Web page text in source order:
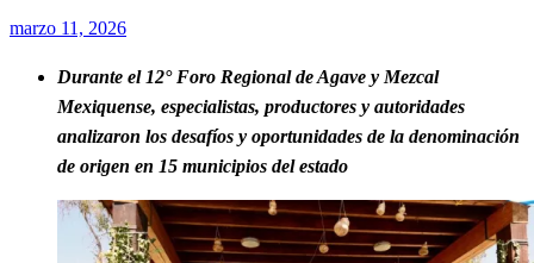
Publicado
marzo 11, 2026
Durante el 12° Foro Regional de Agave y Mezcal
Mexiquense, especialistas, productores y autoridades
analizaron los desafíos y oportunidades de la denominación
de origen en 15 municipios del estado